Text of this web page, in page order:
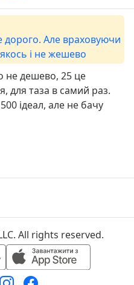
дорого. Але враховуючи
і не жешево
не дешево, 25 це
для таза в самий раз.
ідеал, але не бачу
All rights reserved.